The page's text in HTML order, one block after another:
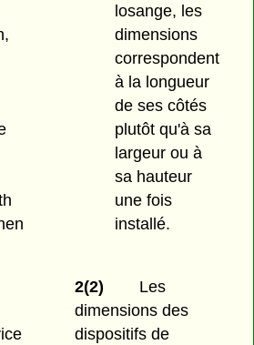
losange, les
dimensions
correspondent
à la longueur
de ses côtés
plutôt qu'à sa
largeur ou à
sa hauteur
une fois
installé.
2(2)
Les
dimensions des
dispositifs de